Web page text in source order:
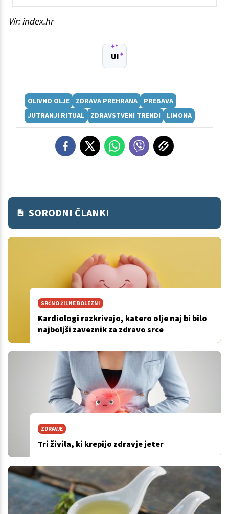
Vir: index.hr
UI
OLIVNO OLJE ZDRAVA PREHRANA
PREBAVA
JUTRANJI RITUAL
ZDRAVSTVENI TRENDI LIMONA
SORODNI ČLANKI
SRČNO ŽILNE BOLEZNI
Kardiologi razkrivajo, katero olje naj bi bilo
najboljši zaveznik za zdravo srce
ZDRAVJE
Tri živila, ki krepijo zdravje jeter